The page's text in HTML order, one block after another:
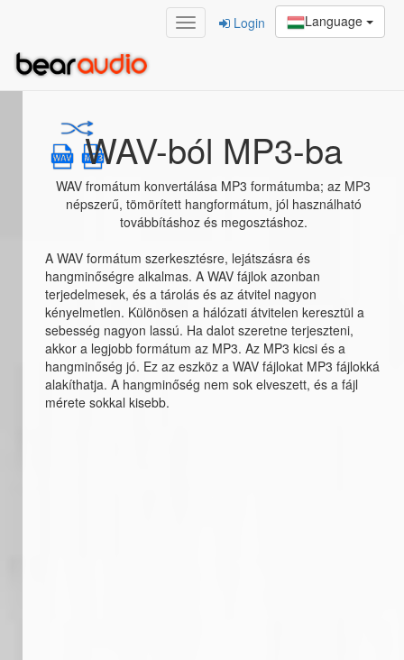
Language
Login
WAV-ból MP3-ba
WAV fromátum konvertálása MP3 formátumba; az MP3
népszerű, tömörített hangformátum, jól használható
továbbításhoz és megosztáshoz.
A WAV formátum szerkesztésre, lejátszásra és
hangminőségre alkalmas. A WAV fájlok azonban
terjedelmesek, és a tárolás és az átvitel nagyon
kényelmetlen. Különösen a hálózati átvitelen keresztül a
sebesség nagyon lassú. Ha dalot szeretne terjeszteni,
akkor a legjobb formátum az MP3. Az MP3 kicsi és a
hangminőség jó. Ez az eszköz a WAV fájlokat MP3 fájlokká
alakíthatja. A hangminőség nem sok elveszett, és a fájl
mérete sokkal kisebb.